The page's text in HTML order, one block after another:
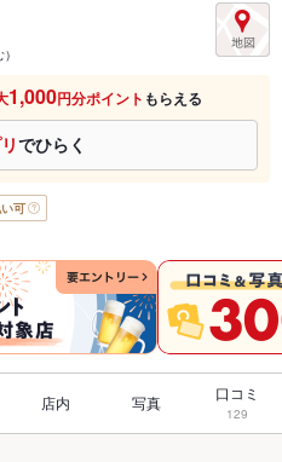
1,000円分ポイント もらえる
でひらく
可
店内 写真 口コミ
129